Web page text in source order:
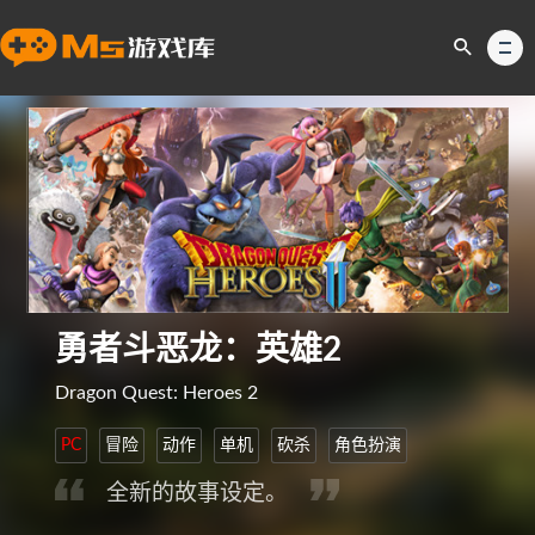
勇者斗恶龙：英雄2
Dragon Quest: Heroes 2
PC 冒险 动作 单机 砍杀 角色扮演
全新的故事设定。